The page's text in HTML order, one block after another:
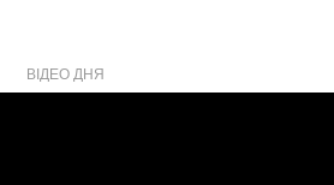
ВІДЕО ДНЯ